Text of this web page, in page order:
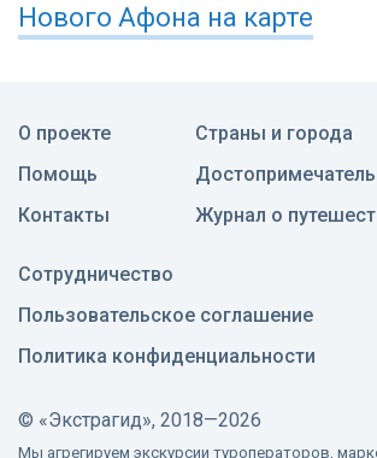
Нового Афона на карте
О проекте
Помощь
Контакты
Страны и города
Журнал о
Сотрудничество
Пользовательское соглашение
Политика конфиденциальности
© «Экстрагид», 2018—2026
Мы агрегируем экскурсии туроператоров,